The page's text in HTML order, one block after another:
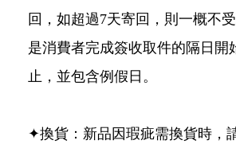
回，如超過7天寄回，則一概不
是消費者完成簽收取件的隔日開
止，並包含例假日。
✦換貨：新品因瑕疵需換貨時，